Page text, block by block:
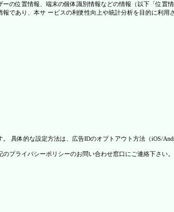
の位置情報、端末の個体識別情報などの情報（以下「位
であり、本サ ービスの利便性向上や統計分析を目的に利
具体的な設定方法は、広告IDのオプトアウト方法（iOS/
プライバシーポリシーのお問い合わせ窓口にご連絡下さい。